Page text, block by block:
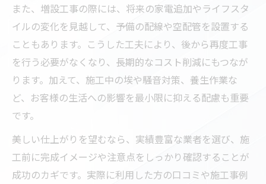
また、増設工事の際には、将来の家電追加やライフスタ
イルの変化を見越して、予備の配線や空配管を設置する
こともあります。こうした工夫により、後から再度工事
を行う必要がなくなり、長期的なコスト削減にもつなが
ります。加えて、施工中の埃や騒音対策、養生作業な
ど、お客様の生活への影響を最小限に抑える配慮も重要
です。
美しい仕上がりを望むなら、実績豊富な業者を選び、施
工前に完成イメージや注意点をしっかり確認することが
成功のカギです。実際に利用した方の口コミや施工事例